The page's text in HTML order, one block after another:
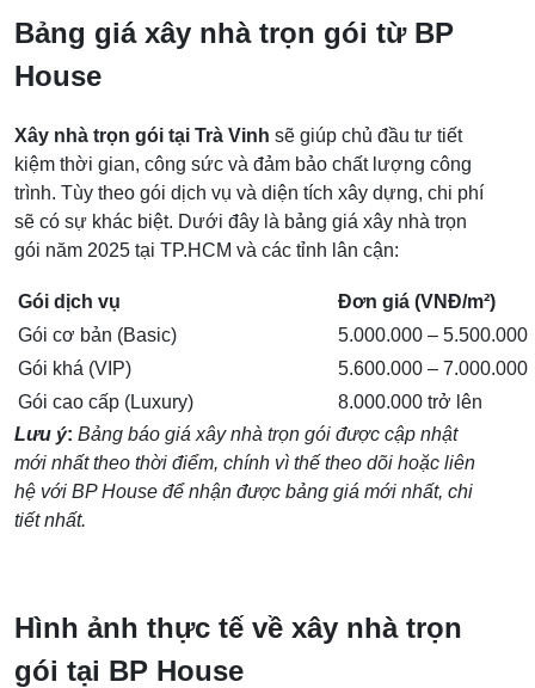
Bảng giá xây nhà trọn gói từ BP
House
Xây nhà trọn gói tại Trà Vinh sẽ giúp chủ đầu tư tiết
kiệm thời gian, công sức và đảm bảo chất lượng công
trình. Tùy theo gói dịch vụ và diện tích xây dựng, chi phí
sẽ có sự khác biệt. Dưới đây là bảng giá xây nhà trọn
gói năm 2025 tại TP.HCM và các tỉnh lân cận:
Gói dịch vụ
Đơn giá (VNĐ/m²)
Gói cơ bản (Basic)
5.000.000 – 5.500.000
Gói khá (VIP)
5.600.000 – 7.000.000
Gói cao cấp (Luxury)
8.000.000 trở lên
Lưu ý: Bảng báo giá xây nhà trọn gói được cập nhật
mới nhất theo thời điểm, chính vì thế theo dõi hoặc liên
hệ với BP House để nhận được bảng giá mới nhất, chi
tiết nhất.
Hình ảnh thực tế về xây nhà trọn
gói tại BP House